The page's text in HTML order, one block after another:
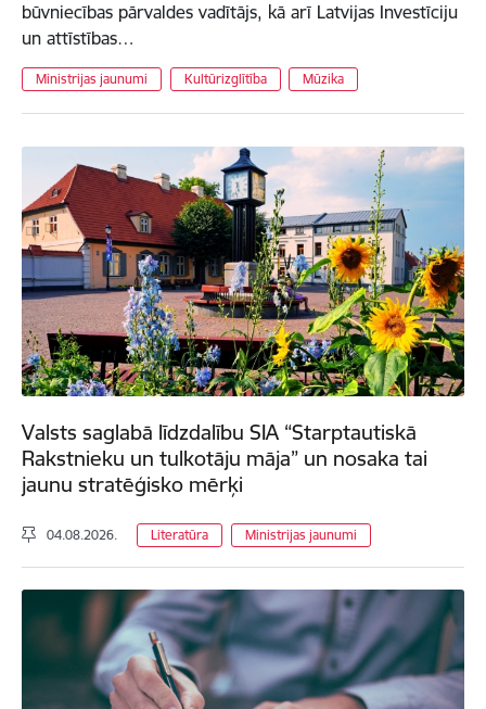
būvniecības pārvaldes vadītājs, kā arī Latvijas Investīciju
un attīstības…
Ministrijas jaunumi Kultūrizglītība Mūzika
Valsts saglabā līdzdalību SIA “Starptautiskā
Rakstnieku un tulkotāju māja” un nosaka tai
jaunu stratēģisko mērķi
04.08.2026. Literatūra Ministrijas jaunumi